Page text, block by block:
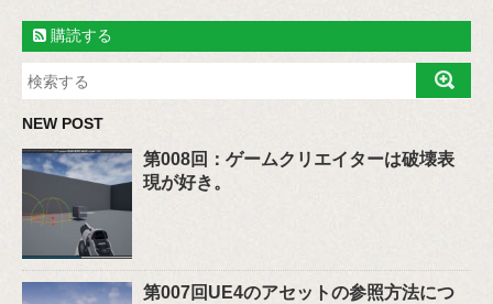
購読する
NEW POST
第008回：ゲームクリエイターは破壊表
現が好き。
第007回UE4のアセットの参照方法につ